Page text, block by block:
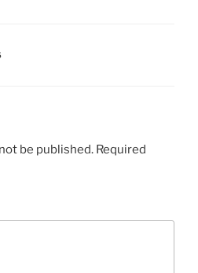
be published. Required